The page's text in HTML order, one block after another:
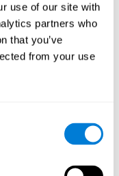
use of our site with
partners who
that you’ve
from your use